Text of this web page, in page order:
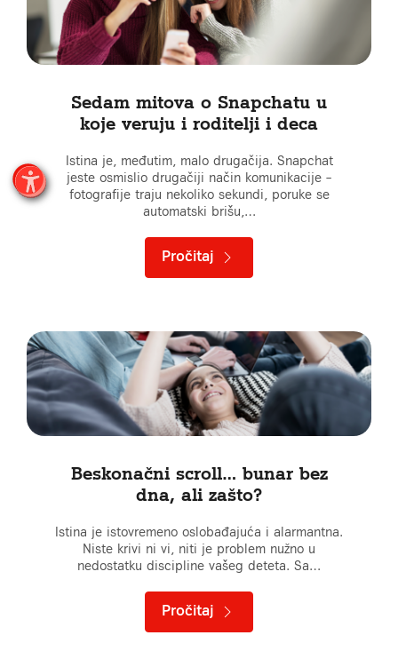
Sedam mitova o Snapchatu u
koje veruju i roditelji i deca
Istina je, međutim, malo drugačija. Snapchat
jeste osmislio drugačiji način komunikacije –
fotografije traju nekoliko sekundi, poruke se
automatski brišu,…
Pročitaj
Beskonačni scroll… bunar bez
dna, ali zašto?
Istina je istovremeno oslobađajuća i alarmantna.
Niste krivi ni vi, niti je problem nužno u
nedostatku discipline vašeg deteta. Sa…
Pročitaj